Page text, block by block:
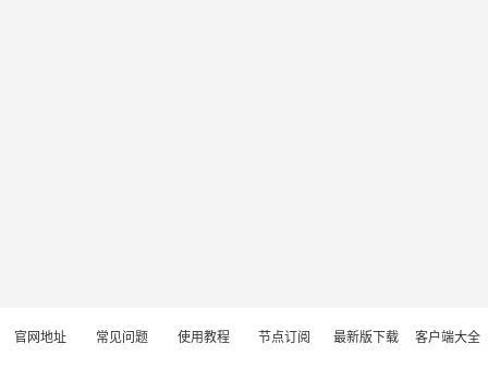
官网地址 常见问题 使用教程 节点订阅 最新版下载 客户端大全